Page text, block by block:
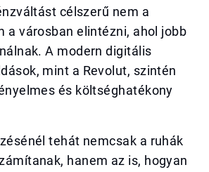
célszerű nem a
a városban elintézni, ahol jobb
A modern digitális
mint a Revolut, szintén
és költséghatékony
tehát nemcsak a ruhák
hanem az is, hogyan